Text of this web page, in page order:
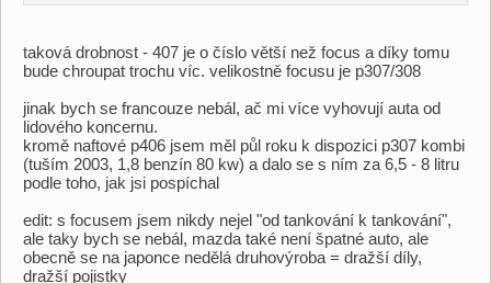
taková drobnost - 407 je o číslo větší než focus a díky tomu
bude chroupat trochu víc. velikostně focusu je p307/308
jinak bych se francouze nebál, ač mi více vyhovují auta od
lidového koncernu.
kromě naftové p406 jsem měl půl roku k dispozici p307 kombi
(tuším 2003, 1,8 benzín 80 kw) a dalo se s ním za 6,5 - 8 litru
podle toho, jak jsi pospíchal
edit: s focusem jsem nikdy nejel "od tankování k tankování",
ale taky bych se nebál, mazda také není špatné auto, ale
obecně se na japonce nedělá druhovýroba = dražší díly,
dražší pojistky